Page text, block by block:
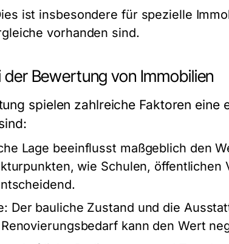
ist insbesondere für spezielle
vorhanden sind.
Bewertung von Immobilien
spielen zahlreiche Faktoren eine
Lage beeinflusst maßgeblich den
wie Schulen, öffentlichen
Der bauliche Zustand und die
kann den Wert